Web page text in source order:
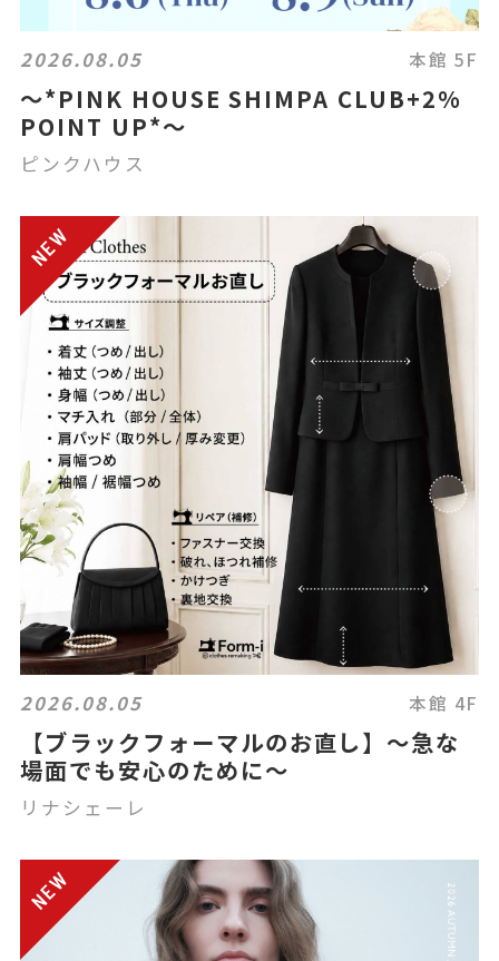
2026.08.05 本館 5F
〜*PINK HOUSE SHIMPA CLUB+2%
POINT UP*〜
ピンクハウス
2026.08.05 本館 4F
【ブラックフォーマルのお直し】～急な
場面でも安心のために～
リナシェーレ